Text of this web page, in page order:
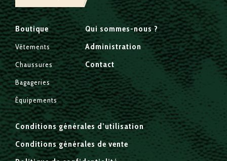
Boutique
Vêtements
Chaussures
Bagageries
Équipements
Qui sommes-nous ?
Administration
Contact
Conditions générales d’utilisation
Conditions générales de vente